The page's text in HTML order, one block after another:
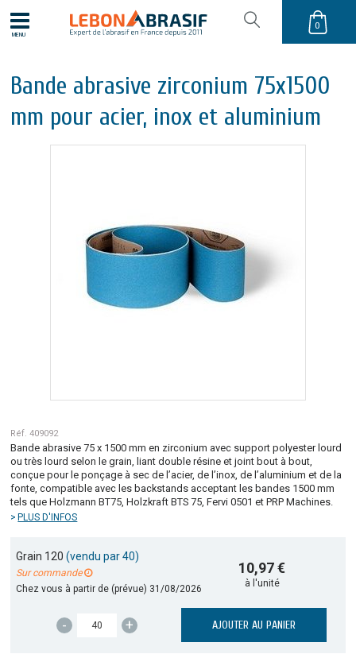
MENU
0
Bande abrasive zirconium 75x1500
mm pour acier, inox et aluminium
Réf. 409092
Bande abrasive 75 x 1500 mm en zirconium avec support polyester lourd
ou très lourd selon le grain, liant double résine et joint bout à bout,
conçue pour le ponçage à sec de l’acier, de l’inox, de l’aluminium et de la
fonte, compatible avec les backstands acceptant les bandes 1500 mm
tels que Holzmann BT75, Holzkraft BTS 75, Fervi 0501 et PRP Machines.
PLUS D'INFOS
Grain 120(vendu par 40)
Sur commande
Chez vous à partir de (prévue) 31/08/2026
10,97 €
à l'unité
- + AJOUTER AU PANIER